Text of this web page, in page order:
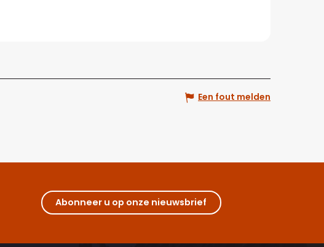
Een fout melden
Abonneer u op onze nieuwsbrief